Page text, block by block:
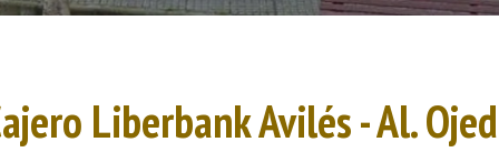
Liberbank Avilés - Al.